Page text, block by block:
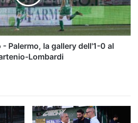
- Palermo, la gallery dell'1-0 al
Lombardi